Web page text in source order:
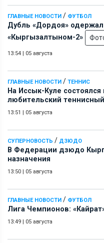
ГЛАВНЫЕ НОВОСТИ / ФУТБОЛ
Дубль «Дордоя»
«Кыргызалтыном-2»
13:54 | 05 августа
ГЛАВНЫЕ НОВОСТИ / ТЕННИС
На Иссык-Куле
любительский
13:51 | 05 августа
СУПЕРНОВОСТЬ / ДЗЮДО
В Федерации дзюдо
назначения
13:50 | 05 августа
ГЛАВНЫЕ НОВОСТИ / ФУТБОЛ
Лига Чемпионов:
13:49 | 05 августа